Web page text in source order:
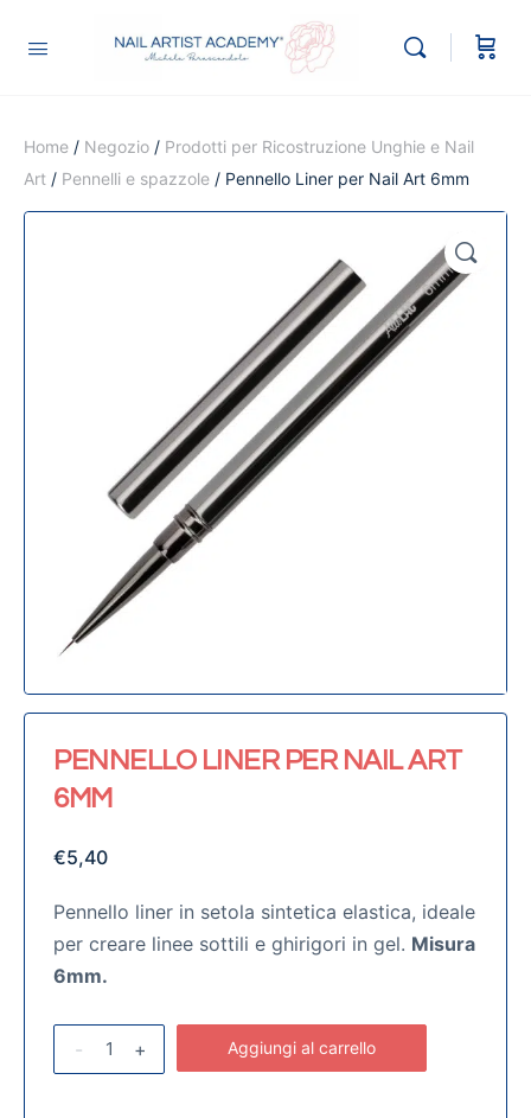
Home / Negozio / Prodotti per Ricostruzione Unghie e Nail
Art / Pennelli e spazzole / Pennello Liner per Nail Art 6mm
🔍
PENNELLO LINER PER NAIL ART
6MM
€5,40
Pennello liner in setola sintetica elastica, ideale
per creare linee sottili e ghirigori in gel. Misura
6mm.
- + Aggiungi al carrello